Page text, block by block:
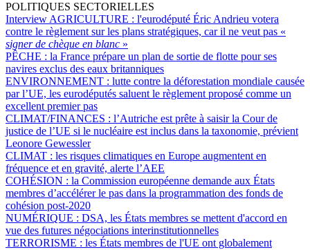
POLITIQUES SECTORIELLES
Interview AGRICULTURE : l'eurodéputé Éric Andrieu votera
contre le règlement sur les plans stratégiques, car il ne veut pas «
signer de chèque en blanc »
PÊCHE : la France prépare un plan de sortie de flotte pour ses
navires exclus des eaux britanniques
ENVIRONNEMENT : lutte contre la déforestation mondiale causée
par l’UE, les eurodéputés saluent le règlement proposé comme un
excellent premier pas
CLIMAT/FINANCES : l’Autriche est prête à saisir la Cour de
justice de l’UE si le nucléaire est inclus dans la taxonomie, prévient
Leonore Gewessler
CLIMAT : les risques climatiques en Europe augmentent en
fréquence et en gravité, alerte l’AEE
COHÉSION : la Commission européenne demande aux États
membres d’accélérer le pas dans la programmation des fonds de
cohésion post-2020
NUMÉRIQUE : DSA, les États membres se mettent d'accord en
vue des futures négociations interinstitutionnelles
TERRORISME : les États membres de l'UE ont globalement